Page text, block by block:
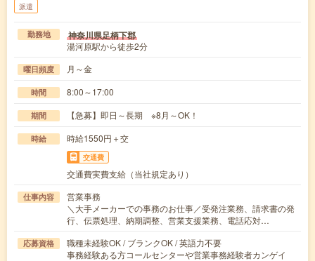
派遣
勤務地 神奈川県足柄下郡
湯河原駅から徒歩2分
曜日頻度 月～金
時間 8:00～17:00
期間 【急募】即日～長期 ※8月～OK！
時給 時給1550円＋交
交通費
交通費実費支給（当社規定あり）
仕事内容
営業事務
＼大手メーカーでの事務のお仕事／受発注業務、請求書の発
行、伝票処理、納期調整、営業支援業務、電話応対…
応募資格
職種未経験OK / ブランクOK / 英語力不要
事務経験ある方コールセンターや営業事務経験者カンゲイ